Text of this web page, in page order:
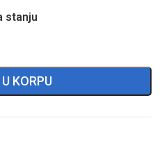
stanju
KORPU